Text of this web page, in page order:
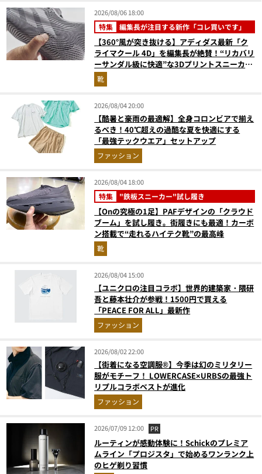
2026/08/06 18:00
特集 編集長が注目する新作「コレ買いです」
【360°風が突き抜ける】アディダス最新「ク
ライマクール 4D」を編集長が絶賛！“リカバリ
ーサンダル級に快適”な3Dプリントスニーカー
『コレ買いです』Vol.173
靴
2026/08/04 20:00
【酷暑と豪雨の最適解】全身コロンビアで揃え
るべき！40℃超えの過酷な夏を快適にする
「最強テックウエア」セットアップ
ファッション
2026/08/04 18:00
特集 "鉄板スニーカー"試し履き
【Onの究極の1足】PAFデザインの「クラウド
ブーム」を試し履き。街履きにも最適！カーボ
ン搭載で“走れるハイテク靴”の最高峰
靴
2026/08/04 15:00
【ユニクロの注目コラボ】世界的建築家・隈研
吾と藤本壮介が参戦！1500円で買える
「PEACE FOR ALL」最新作
ファッション
2026/08/02 22:00
【街着になる空調服®】今季は幻のミリタリー
服がモチーフ！ LOWERCASE×URBSの最強ト
リプルコラボベストが進化
ファッション
2026/07/09 12:00 PR
ルーティンが感動体験に！Schickのプレミア
ムライン「プロジスタ」で始めるワンランク上
のヒゲ剃り習慣